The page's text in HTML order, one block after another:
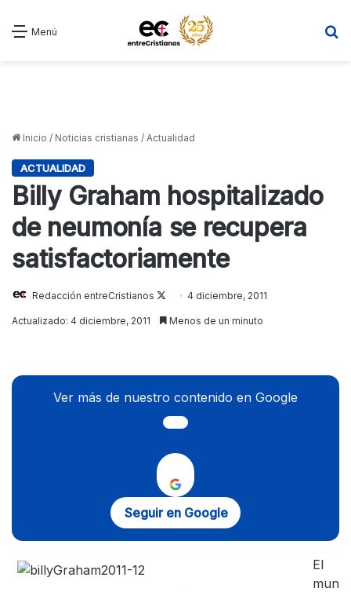
Menú
Inicio / Noticias cristianas / Actualidad
ACTUALIDAD
Billy Graham hospitalizado
de neumonía se recupera
satisfactoriamente
Redacción entreCristianos
Follow
on
4 diciembre, 2011
Actualizado: 4 diciembre, 2011 Menos de un minuto
Ver más de nuestro contenido en Google
Seguir en Google
El
mun